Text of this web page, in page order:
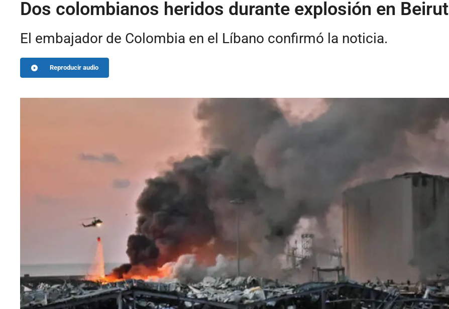
Dos colombianos heridos durante explosión en Beirut
El embajador de Colombia en el Líbano confirmó la noticia.
Reproducir audio